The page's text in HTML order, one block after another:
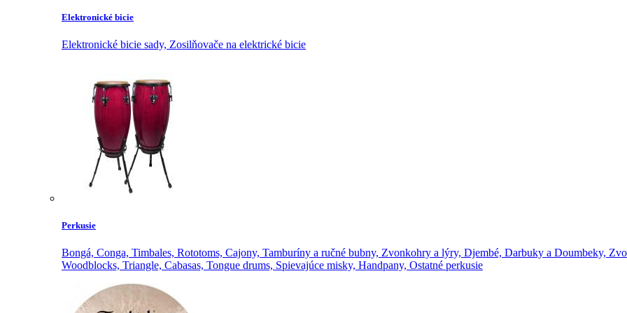
Elektronické bicie
Elektronické bicie sady, Zosilňovače na elektrické bicie
Perkusie
Bongá, Conga, Timbales, Rototoms, Cajony, Tamburíny a ručné bubny, Zvonkohry a lýry, Djembé, Darbuky a Doumbeky,
Woodblocks, Triangle, Cabasas, Tongue drums, Spievajúce misky, Handpany, Ostatné perkusie